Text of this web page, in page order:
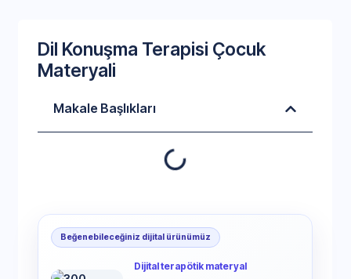
Dil Konuşma Terapisi Çocuk
Materyali
Makale Başlıkları
Beğenebileceğiniz dijital ürünümüz
Dijital terapötik materyal